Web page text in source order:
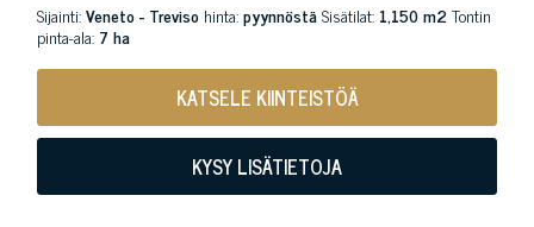
Sijainti:Veneto - Treviso hinta:pyynnöstäSisätilat: 1,150 m2Tontin
pinta-ala: 7 ha
KATSELE KIINTEISTÖÄ
KYSY LISÄTIETOJA